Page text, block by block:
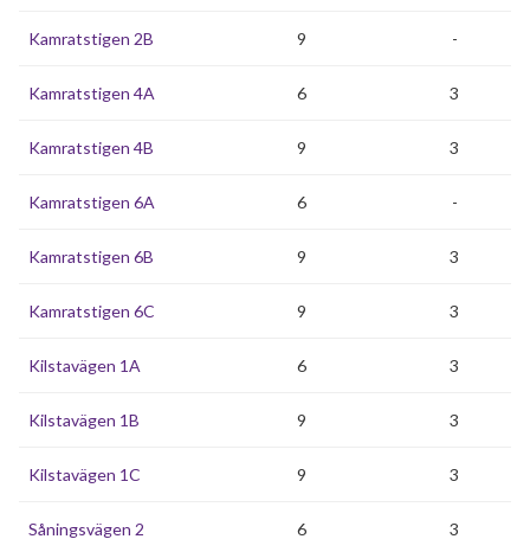
Kamratstigen 2B 9 -
Kamratstigen 4A 6 3
Kamratstigen 4B 9 3
Kamratstigen 6A 6 -
Kamratstigen 6B 9 3
Kamratstigen 6C 9 3
Kilstavägen 1A 6 3
Kilstavägen 1B 9 3
Kilstavägen 1C 9 3
Såningsvägen 2 6 3